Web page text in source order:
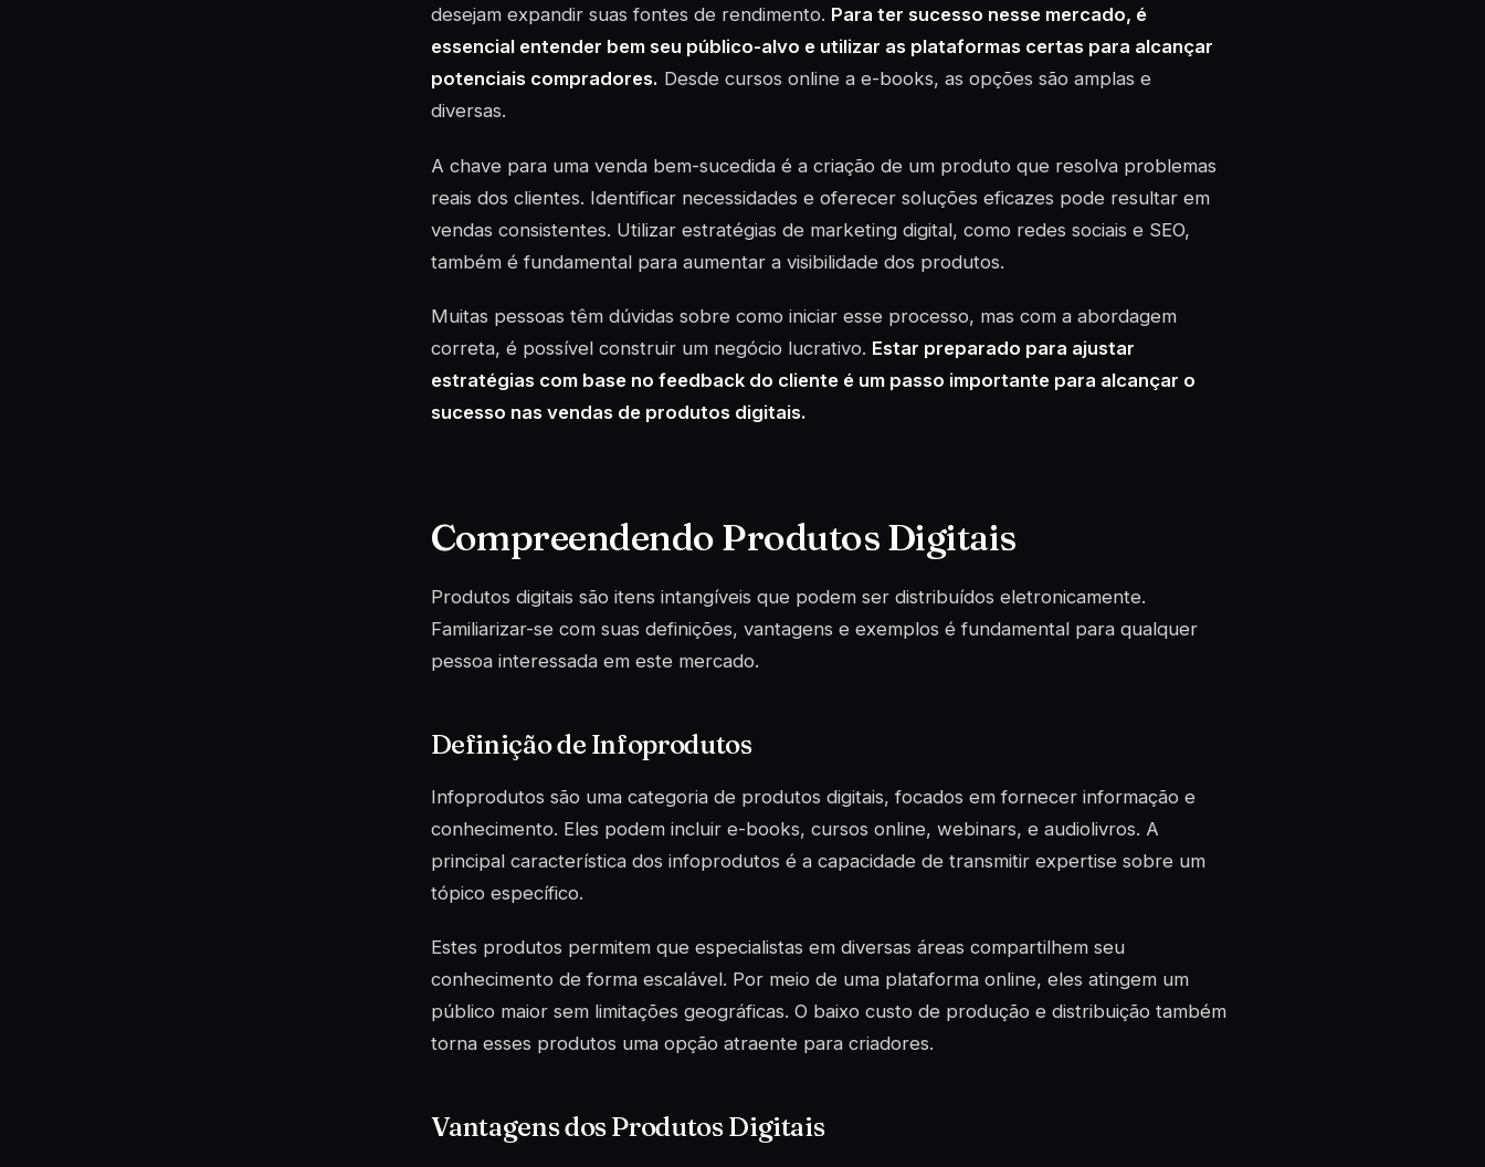
desejam expandir suas fontes de rendimento. Para ter sucesso nesse mercado, é
essencial entender bem seu público-alvo e utilizar as plataformas certas para alcançar
potenciais compradores. Desde cursos online a e-books, as opções são amplas e
diversas.
A chave para uma venda bem-sucedida é a criação de um produto que resolva problemas
reais dos clientes. Identificar necessidades e oferecer soluções eficazes pode resultar em
vendas consistentes. Utilizar estratégias de marketing digital, como redes sociais e SEO,
também é fundamental para aumentar a visibilidade dos produtos.
Muitas pessoas têm dúvidas sobre como iniciar esse processo, mas com a abordagem
correta, é possível construir um negócio lucrativo. Estar preparado para ajustar
estratégias com base no feedback do cliente é um passo importante para alcançar o
sucesso nas vendas de produtos digitais.
Compreendendo Produtos Digitais
Produtos digitais são itens intangíveis que podem ser distribuídos eletronicamente.
Familiarizar-se com suas definições, vantagens e exemplos é fundamental para qualquer
pessoa interessada em este mercado.
Definição de Infoprodutos
Infoprodutos são uma categoria de produtos digitais, focados em fornecer informação e
conhecimento. Eles podem incluir e-books, cursos online, webinars, e audiolivros. A
principal característica dos infoprodutos é a capacidade de transmitir expertise sobre um
tópico específico.
Estes produtos permitem que especialistas em diversas áreas compartilhem seu
conhecimento de forma escalável. Por meio de uma plataforma online, eles atingem um
público maior sem limitações geográficas. O baixo custo de produção e distribuição também
torna esses produtos uma opção atraente para criadores.
Vantagens dos Produtos Digitais